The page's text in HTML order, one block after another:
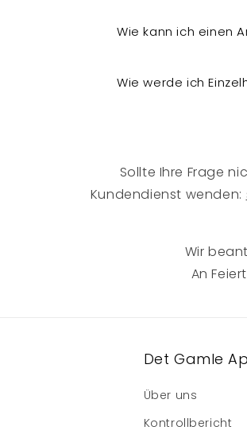
Wie kann ich einen
Wie werde ich
Sollte Ihre Frage
Kundendienst wenden:
Wir
An
Det Gamle
Über uns
Kontrollbericht